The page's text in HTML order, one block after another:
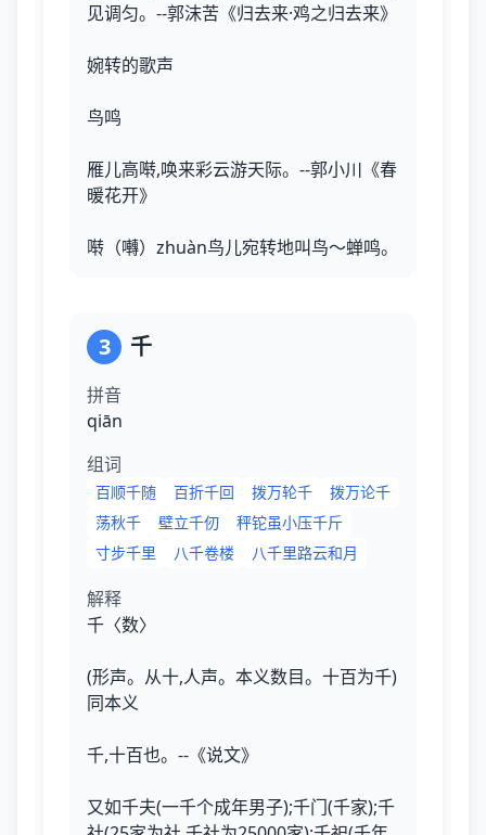
见调匀。--郭沫苦《归去来·鸡之归去来》
婉转的歌声
鸟鸣
雁儿高啭,唤来彩云游天际。--郭小川《春
暖花开》
啭（囀）zhuàn鸟儿宛转地叫鸟～蝉鸣。
3 千
拼音
qiān
组词
百顺千随 百折千回 拨万轮千
拨万论千
荡秋千
壁立千仞
秤铊虽小压千斤
寸步千里
八千卷楼 八千里路云和月
解释
千〈数〉
(形声。从十,人声。本义数目。十百为千)
同本义
千,十百也。--《说文》
又如千夫(一千个成年男子);千门(千家);千